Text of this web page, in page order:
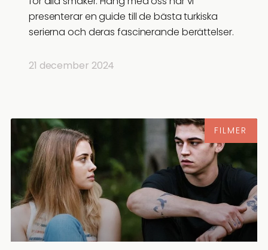
presenterar en guide till de bästa turkiska
serierna och deras fascinerande berättelser.
21 december 2024
FILMER